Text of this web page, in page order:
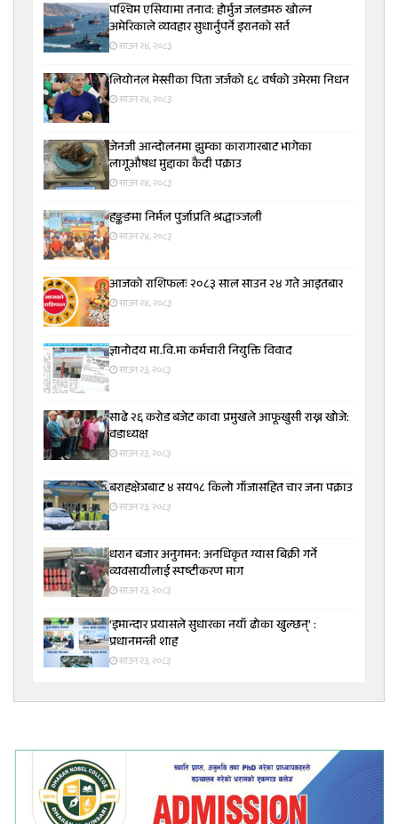
पश्चिम एसियामा तनाव: होर्मुज जलडमरु खोल्न
अमेरिकाले व्यवहार सुधार्नुपर्ने इरानको सर्त
साउन २४, २०८३
लियोनल मेस्सीका पिता जर्जको ६८ वर्षको उमेरमा निधन
साउन २४, २०८३
जेनजी आन्दोलनमा झुम्का कारागारबाट भागेका
लागूऔषध मुद्दाका कैदी पक्राउ
साउन २४, २०८३
हङ्कङमा निर्मल पुर्जाप्रति श्रद्धाञ्जली
साउन २४, २०८३
आजको राशिफलः २०८३ साल साउन २४ गते आइतबार
साउन २४, २०८३
ज्ञानोदय मा.वि.मा कर्मचारी नियुक्ति विवाद
साउन २३, २०८३
साढे २६ करोड बजेट कावा प्रमुखले आफूखुसी राख्न खोजे:
वडाध्यक्ष
साउन २३, २०८३
बराहक्षेत्रबाट ४ सय१८ किलो गाँजासहित चार जना पक्राउ
साउन २३, २०८३
धरान बजार अनुगमन: अनधिकृत ग्यास बिक्री गर्ने
व्यवसायीलाई स्पष्टीकरण माग
साउन २३, २०८३
‘इमान्दार प्रयासले सुधारका नयाँ ढोका खुल्छन्’ :
प्रधानमन्त्री शाह
साउन २३, २०८३